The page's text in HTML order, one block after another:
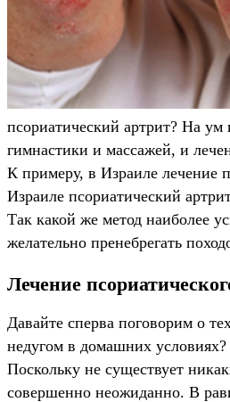
псориатический артрит? На
гимнастики и массажей, и
К примеру, в Израиле лечение
Израиле псориатический
Так какой же метод наиболее
желательно пренебрегать
Лечение
Давайте сперва поговорим о
недугом в домашних условиях?
Поскольку не существует
совершенно неожиданно. В